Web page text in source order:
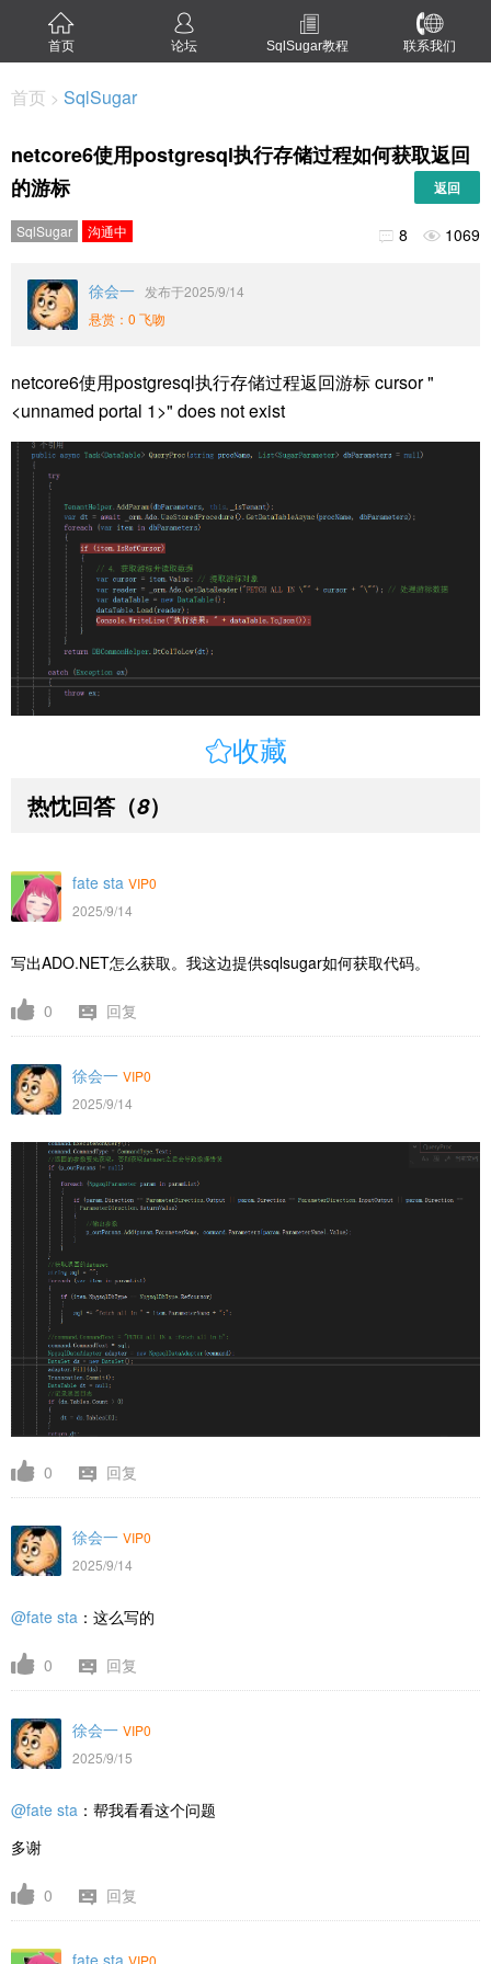
首页 论坛 SqlSugar教程 联系我们
首页 > SqlSugar
netcore6使用postgresql执行存储过程如何获取返回
的游标
返回
SqlSugar 沟通中  8  1069
徐会一 发布于2025/9/14
悬赏：0 飞吻
netcore6使用postgresql执行存储过程返回游标 cursor "
<unnamed portal 1>" does not exist
收藏
热忱回答 （8）
fate sta VIP0
2025/9/14
写出ADO.NET怎么获取。我这边提供sqlsugar如何获取代码。
0 回复
徐会一 VIP0
2025/9/14
0 回复
徐会一 VIP0
2025/9/14
@fate sta ：这么写的
0 回复
徐会一 VIP0
2025/9/15
@fate sta ：帮我看看这个问题
多谢
0 回复
fate sta VIP0